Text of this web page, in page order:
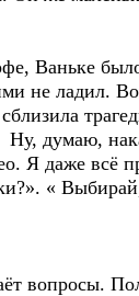
Ваньке
ладил.
думаю,
Я даже всё
«
вопросы.